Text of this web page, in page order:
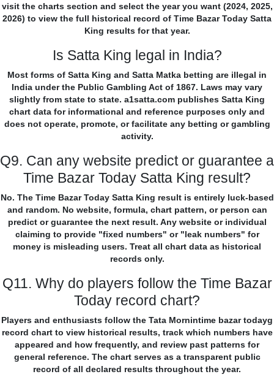
visit the charts section and select the year you want (2024, 2025,
2026) to view the full historical record of Time Bazar Today Satta
King results for that year.
Is Satta King legal in India?
Most forms of Satta King and Satta Matka betting are illegal in
India under the Public Gambling Act of 1867. Laws may vary
slightly from state to state. a1satta.com publishes Satta King
chart data for informational and reference purposes only and
does not operate, promote, or facilitate any betting or gambling
activity.
Q9. Can any website predict or guarantee a
Time Bazar Today Satta King result?
No. The Time Bazar Today Satta King result is entirely luck-based
and random. No website, formula, chart pattern, or person can
predict or guarantee the next result. Any website or individual
claiming to provide "fixed numbers" or "leak numbers" for
money is misleading users. Treat all chart data as historical
records only.
Q11. Why do players follow the Time Bazar
Today record chart?
Players and enthusiasts follow the Tata Mornintime bazar todayg
record chart to view historical results, track which numbers have
appeared and how frequently, and review past patterns for
general reference. The chart serves as a transparent public
record of all declared results throughout the year.